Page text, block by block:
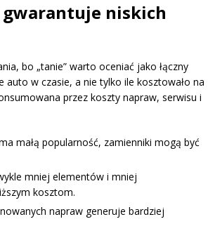
gwarantuje niskich
bo „tanie” warto oceniać jako łączny
auto w czasie, a nie tylko ile kosztowało na
przez koszty napraw, serwisu i
małą popularność, zamienniki mogą być
mniej elementów i mniej
kosztom.
napraw generuje bardziej